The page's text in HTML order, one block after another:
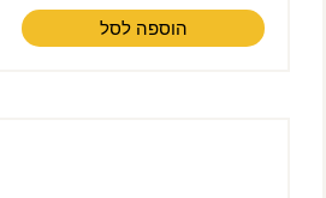
הוספה לסל